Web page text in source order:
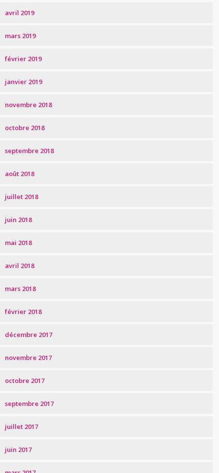
avril 2019
mars 2019
février 2019
janvier 2019
novembre 2018
octobre 2018
septembre 2018
août 2018
juillet 2018
juin 2018
mai 2018
avril 2018
mars 2018
février 2018
décembre 2017
novembre 2017
octobre 2017
septembre 2017
juillet 2017
juin 2017